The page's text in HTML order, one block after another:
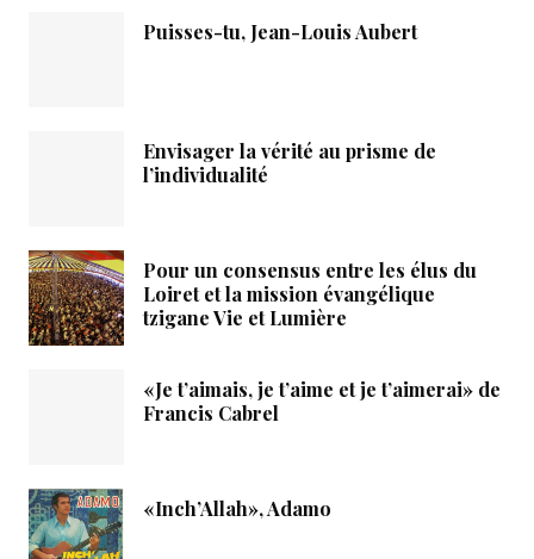
Puisses-tu, Jean-Louis Aubert
Envisager la vérité au prisme de
l’individualité
Pour un consensus entre les élus du
Loiret et la mission évangélique
tzigane Vie et Lumière
«Je t’aimais, je t’aime et je t’aimerai» de
Francis Cabrel
«Inch’Allah», Adamo